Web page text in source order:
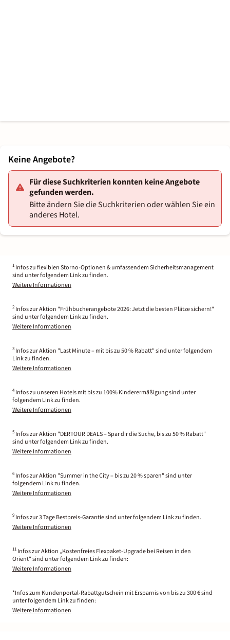
Keine Angebote?
Für diese Suchkriterien konnten keine Angebote
gefunden werden.
Bitte ändern Sie die Suchkriterien oder wählen Sie ein
anderes Hotel.
1 Infos zu flexiblen Storno-Optionen & umfassendem Sicherheitsmanagement
sind unter folgendem Link zu finden.
Weitere Informationen
2 Infos zur Aktion "Frühbucherangebote 2026: Jetzt die besten Plätze sichern!"
sind unter folgendem Link zu finden.
Weitere Informationen
3 Infos zur Aktion "Last Minute – mit bis zu 50 % Rabatt" sind unter folgendem
Link zu finden.
Weitere Informationen
4 Infos zu unseren Hotels mit bis zu 100% Kinderermäßigung sind unter
folgendem Link zu finden.
Weitere Informationen
5 Infos zur Aktion "DERTOUR DEALS – Spar dir die Suche, bis zu 50 % Rabatt"
sind unter folgendem Link zu finden.
Weitere Informationen
6 Infos zur Aktion "Summer in the City – bis zu 20 % sparen" sind unter
folgendem Link zu finden.
Weitere Informationen
9 Infos zur 3 Tage Bestpreis-Garantie sind unter folgendem Link zu finden.
Weitere Informationen
11 Infos zur Aktion „Kostenfreies Flexpaket-Upgrade bei Reisen in den
Orient“ sind unter folgendem Link zu finden:
Weitere Informationen
*Infos zum Kundenportal-Rabattgutschein mit Ersparnis von bis zu 300 € sind
unter folgendem Link zu finden:
Weitere Informationen